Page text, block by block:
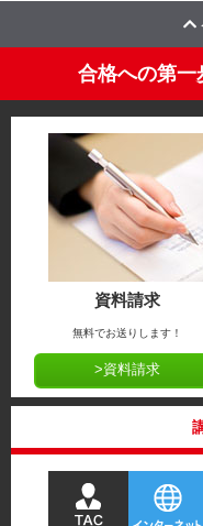
合格への第一
資料請求
無料でお送りします！
>資料請求